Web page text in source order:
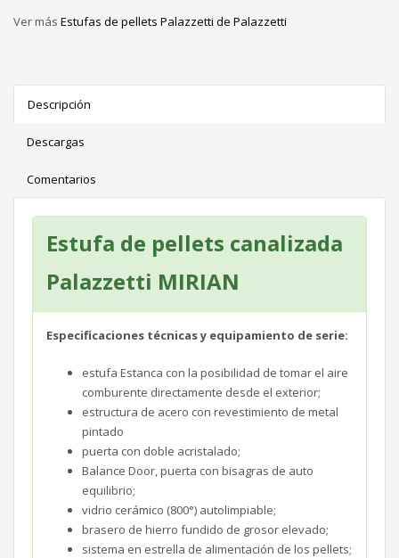
Ver más Estufas de pellets Palazzetti de Palazzetti
Descripción
Descargas
Comentarios
Estufa de pellets canalizada
Palazzetti MIRIAN
Especificaciones técnicas y equipamiento de serie:
estufa Estanca con la posibilidad de tomar el aire
comburente directamente desde el exterior;
estructura de acero con revestimiento de metal
pintado
puerta con doble acristalado;
Balance Door, puerta con bisagras de auto
equilibrio;
vidrio cerámico (800°) autolimpiable;
brasero de hierro fundido de grosor elevado;
sistema en estrella de alimentación de los pellets;